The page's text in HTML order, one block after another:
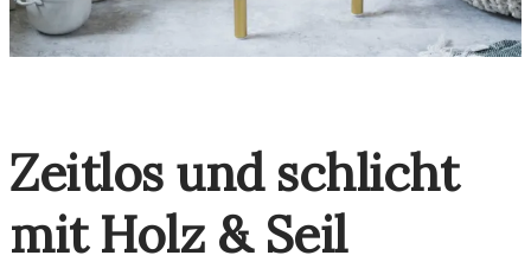
Zeitlos und schlicht
mit Holz & Seil